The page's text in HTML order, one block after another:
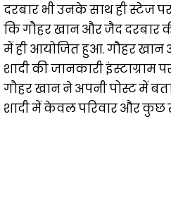
दरबार भी उनके साथ ही स्टेज
कि गौहर खान और जैद दरबार
में ही आयोजित हुआ. गौहर खान
शादी की जानकारी इंस्टाग्राम
गौहर खान ने अपनी पोस्ट में
शादी में केवल परिवार और कुछ